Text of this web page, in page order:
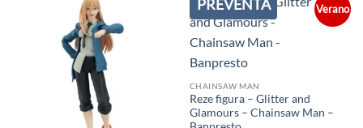
PREVENTA Verano
CHAINSAW MAN
Reze figura – Glitter and
Glamours – Chainsaw Man –